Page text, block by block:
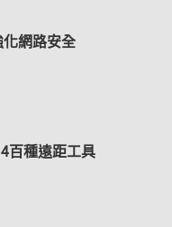
網路安全
百種遠距工具